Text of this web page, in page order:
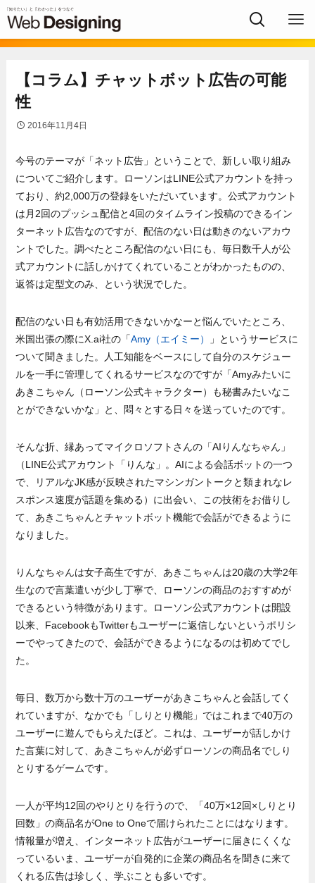
【コラム】チャットボット広告の可能
性
2016年11月4日
今号のテーマが「ネット広告」ということで、新しい取り組み
についてご紹介します。ローソンはLINE公式アカウントを持っ
ており、約2,000万の登録をいただいています。公式アカウント
は月2回のプッシュ配信と4回のタイムライン投稿のできるイン
ターネット広告なのですが、配信のない日は動きのないアカウ
ントでした。調べたところ配信のない日にも、毎日数千人が公
式アカウントに話しかけてくれていることがわかったものの、
返答は定型文のみ、という状況でした。
配信のない日も有効活用できないかなーと悩んでいたところ、
米国出張の際にX.ai社の「Amy（エイミー）
」というサービスに
ついて聞きました。人工知能をベースにして自分のスケジュー
ルを一手に管理してくれるサービスなのですが「Amyみたいに
あきこちゃん（ローソン公式キャラクター）も秘書みたいなこ
とができないかな」と、悶々とする日々を送っていたのです。
そんな折、縁あってマイクロソフトさんの「AIりんなちゃん」
（LINE公式アカウント「りんな」。AIによる会話ボットの一つ
で、リアルなJK感が反映されたマシンガントークと類まれなレ
スポンス速度が話題を集める）に出会い、この技術をお借りし
て、あきこちゃんとチャットボット機能で会話ができるように
なりました。
りんなちゃんは女子高生ですが、あきこちゃんは20歳の大学2年
生なので言葉遣いが少し丁寧で、ローソンの商品のおすすめが
できるという特徴があります。ローソン公式アカウントは開設
以来、FacebookもTwitterもユーザーに返信しないというポリシ
ーでやってきたので、会話ができるようになるのは初めてでし
た。
毎日、数万から数十万のユーザーがあきこちゃんと会話してく
れていますが、なかでも「しりとり機能」ではこれまで40万の
ユーザーに遊んでもらえたほど。これは、ユーザーが話しかけ
た言葉に対して、あきこちゃんが必ずローソンの商品名でしり
とりするゲームです。
一人が平均12回のやりとりを行うので、「40万×12回×しりとり
回数」の商品名がOne to Oneで届けられたことにはなります。
情報量が増え、インターネット広告がユーザーに届きにくくな
っているいま、ユーザーが自発的に企業の商品名を聞きに来て
くれる広告は珍しく、学ぶことも多いです。